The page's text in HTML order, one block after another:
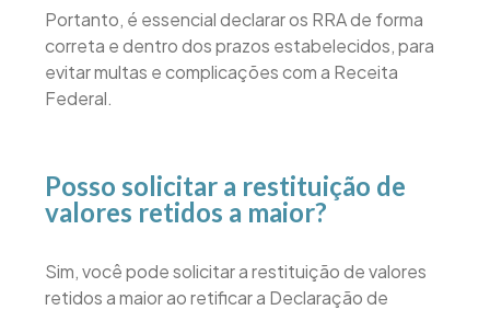
Portanto, é essencial declarar os RRA de forma
correta e dentro dos prazos estabelecidos, para
evitar multas e complicações com a Receita
Federal.
Posso solicitar a restituição de
valores retidos a maior?
Sim, você pode solicitar a restituição de valores
retidos a maior ao retificar a Declaração de